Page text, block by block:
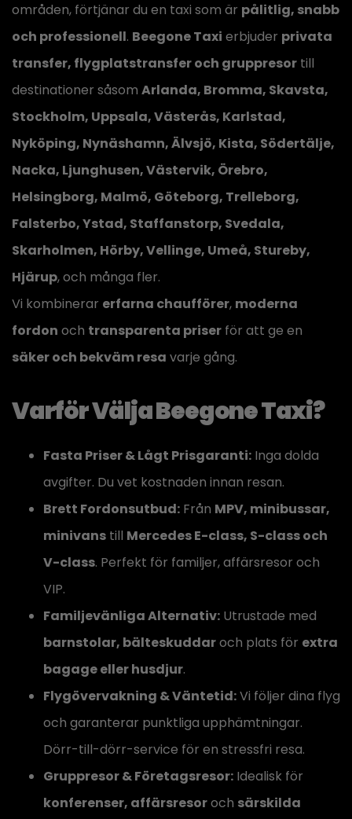
områden, förtjänar du en taxi som är pålitlig, snabb
och professionell. Beegone Taxi erbjuder privata
transfer, flygplatstransfer och gruppresor till
destinationer såsom Arlanda, Bromma, Skavsta,
Stockholm, Uppsala, Västerås, Karlstad,
Nyköping, Nynäshamn, Älvsjö, Kista, Södertälje,
Nacka, Ljunghusen, Västervik, Örebro,
Helsingborg, Malmö, Göteborg, Trelleborg,
Falsterbo, Ystad, Staffanstorp, Svedala,
Skarholmen, Hörby, Vellinge, Umeå, Stureby,
Hjärup, och många fler.
Vi kombinerar erfarna chaufförer, moderna
fordon och transparenta priser för att ge en
säker och bekväm resa varje gång.
Varför Välja Beegone Taxi?
Fasta Priser & Lågt Prisgaranti: Inga dolda
avgifter. Du vet kostnaden innan resan.
Brett Fordonsutbud: Från MPV, minibussar,
minivans till Mercedes E-class, S-class och
V-class. Perfekt för familjer, affärsresor och
VIP.
Familjevänliga Alternativ: Utrustade med
barnstolar, bälteskuddaroch plats för extra
bagage eller husdjur.
Flygövervakning & Väntetid:Vi följer dina flyg
och garanterar punktliga upphämtningar.
Dörr-till-dörr-service för en stressfri resa.
Gruppresor & Företagsresor: Idealisk för
konferenser, affärsresoroch särskilda